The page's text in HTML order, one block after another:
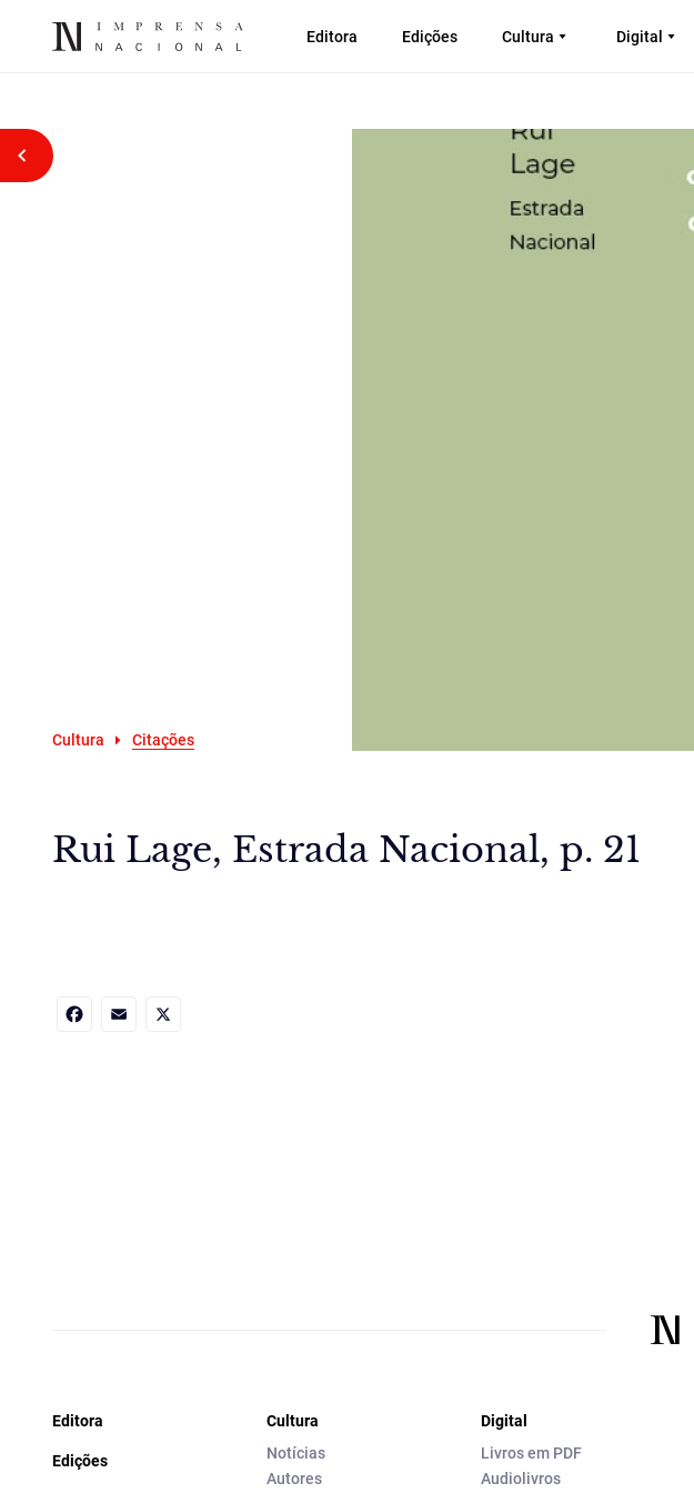
Editora Edições Cultura Digital
Voltar atrás
Cultura Citações
Rui Lage, Estrada Nacional, p. 21
Editora
Edições
Cultura
Notícias
Autores
Digital
Livros em PDF
Audiolivros